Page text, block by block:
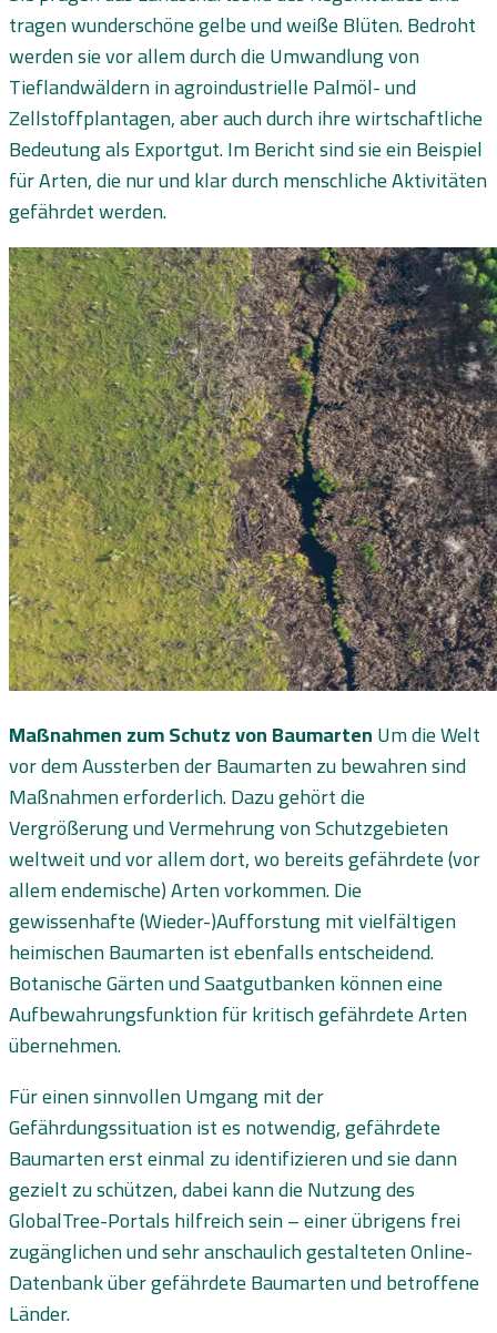
tragen wunderschöne gelbe und weiße Blüten. Bedroht
werden sie vor allem durch die Umwandlung von
Tieflandwäldern in agroindustrielle Palmöl- und
Zellstoffplantagen, aber auch durch ihre wirtschaftliche
Bedeutung als Exportgut. Im Bericht sind sie ein Beispiel
für Arten, die nur und klar durch menschliche Aktivitäten
gefährdet werden.
Maßnahmen zum Schutz von BaumartenUm die Welt
vor dem Aussterben der Baumarten zu bewahren sind
Maßnahmen erforderlich. Dazu gehört die
Vergrößerung und Vermehrung von Schutzgebieten
weltweit und vor allem dort, wo bereits gefährdete (vor
allem endemische) Arten vorkommen. Die
gewissenhafte (Wieder-)Aufforstung mit vielfältigen
heimischen Baumarten ist ebenfalls entscheidend.
Botanische Gärten und Saatgutbanken können eine
Aufbewahrungsfunktion für kritisch gefährdete Arten
übernehmen.
Für einen sinnvollen Umgang mit der
Gefährdungssituation ist es notwendig, gefährdete
Baumarten erst einmal zu identifizieren und sie dann
gezielt zu schützen, dabei kann die Nutzung des
GlobalTree-Portals hilfreich sein – einer übrigens frei
zugänglichen und sehr anschaulich gestalteten Online-
Datenbank über gefährdete Baumarten und betroffene
Länder.